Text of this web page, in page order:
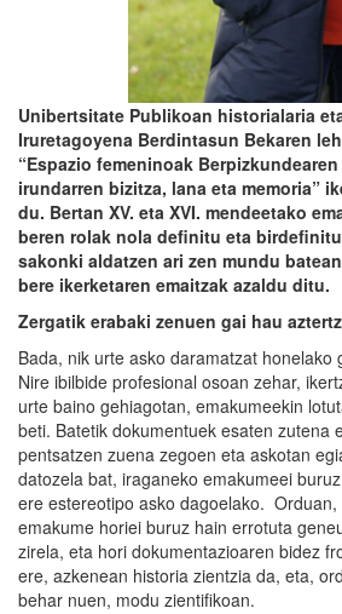
Unibertsitate Publikoan historialaria
Iruretagoyena Berdintasun Bekaren
“Espazio femeninoak
irundarren bizitza, lana eta memoria”
du. Bertan XV. eta XVI. mendeetako
beren rolak nola definitu eta
sakonki aldatzen ari zen mundu
bere ikerketaren emaitzak azaldu ditu.
Zergatik erabaki zenuen gai hau
Bada, nik urte asko daramatzat honelako
Nire ibilbide profesional osoan zehar,
urte baino gehiagotan, emakumeekin
beti. Batetik dokumentuek esaten zutena
pentsatzen zuena zegoen eta askotan
datozela bat, iraganeko emakumeei
ere estereotipo asko dagoelako.
emakume horiei buruz hain errotuta
zirela, eta hori dokumentazioaren bidez
ere, azkenean historia zientzia da, eta,
behar nuen, modu zientifikoan.